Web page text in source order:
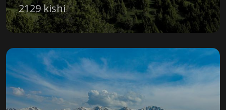
2129 kishi